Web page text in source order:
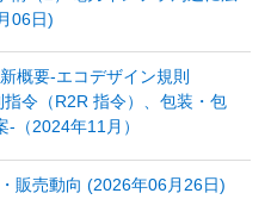
06日)
概要‐エコデザイン規則
指令（R2R 指令）、包装・包
（2024年11月）
販売動向 (2026年06月26日)